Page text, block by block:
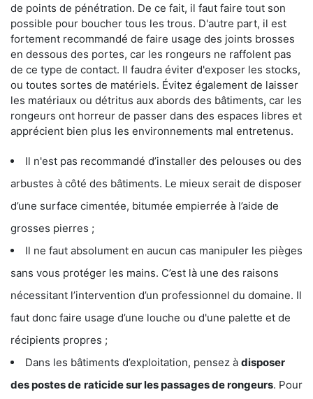
de points de pénétration. De ce fait, il faut faire tout son
possible pour boucher tous les trous. D'autre part, il est
fortement recommandé de faire usage des joints brosses
en dessous des portes, car les rongeurs ne raffolent pas
de ce type de contact. Il faudra éviter d'exposer les stocks,
ou toutes sortes de matériels. Évitez également de laisser
les matériaux ou détritus aux abords des bâtiments, car les
rongeurs ont horreur de passer dans des espaces libres et
apprécient bien plus les environnements mal entretenus.
Il n'est pas recommandé d’installer des pelouses ou des
arbustes à côté des bâtiments. Le mieux serait de disposer
d’une surface cimentée, bitumée empierrée à l’aide de
grosses pierres ;
Il ne faut absolument en aucun cas manipuler les pièges
sans vous protéger les mains. C’est là une des raisons
nécessitant l’intervention d’un professionnel du domaine. Il
faut donc faire usage d’une louche ou d'une palette et de
récipients propres ;
Dans les bâtiments d’exploitation, pensez à disposer
des postes de raticide sur les passages de rongeurs. Pour